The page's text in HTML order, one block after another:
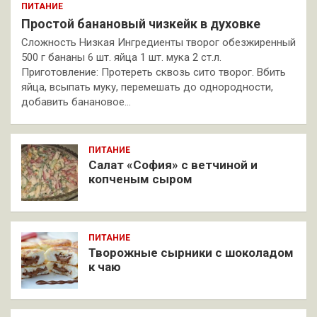
ПИТАНИЕ
Простой банановый чизкейк в духовке
Сложность Низкая Ингредиенты творог обезжиренный
500 г бананы 6 шт. яйца 1 шт. мука 2 ст.л.
Приготовление: Протереть сквозь сито творог. Вбить
яйца, всыпать муку, перемешать до однородности,
добавить банановое…
ПИТАНИЕ
Салат «София» с ветчиной и
копченым сыром
ПИТАНИЕ
Творожные сырники с шоколадом
к чаю